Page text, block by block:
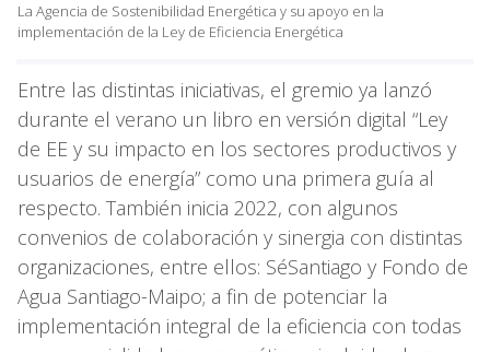
La Agencia de Sostenibilidad Energética y su apoyo en la
implementación de la Ley de Eficiencia Energética
Entre las distintas iniciativas, el gremio ya lanzó
durante el verano un libro en versión digital “Ley
de EE y su impacto en los sectores productivos y
usuarios de energía” como una primera guía al
respecto. También inicia 2022, con algunos
convenios de colaboración y sinergia con distintas
organizaciones, entre ellos: SéSantiago y Fondo de
Agua Santiago-Maipo; a fin de potenciar la
implementación integral de la eficiencia con todas